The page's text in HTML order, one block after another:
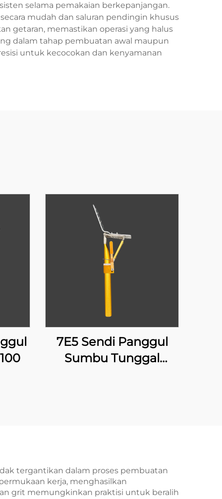
selama pemakaian berkepanjangan.
mudah dan saluran pendingin khusus
getaran, memastikan operasi yang halus
dalam tahap pembuatan awal maupun
untuk kecocokan dan kenyamanan
7E5 Sendi Panggul
Sumbu Tunggal
tergantikan dalam proses pembuatan
kerja, menghasilkan
grit memungkinkan praktisi untuk beralih